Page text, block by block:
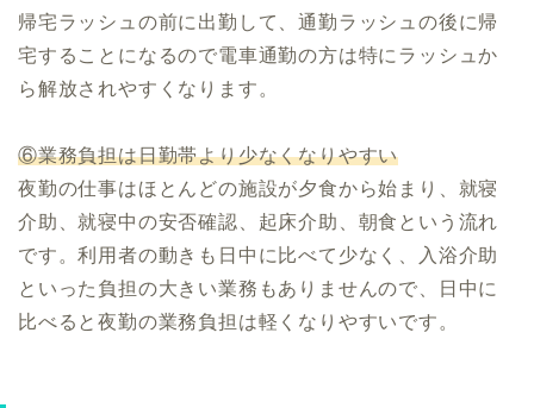
帰宅ラッシュの前に出勤して、通勤ラッシュの後に帰
宅することになるので電車通勤の方は特にラッシュか
ら解放されやすくなります。
⑥業務負担は日勤帯より少なくなりやすい
夜勤の仕事はほとんどの施設が夕食から始まり、就寝
介助、就寝中の安否確認、起床介助、朝食という流れ
です。利用者の動きも日中に比べて少なく、入浴介助
といった負担の大きい業務もありませんので、日中に
比べると夜勤の業務負担は軽くなりやすいです。